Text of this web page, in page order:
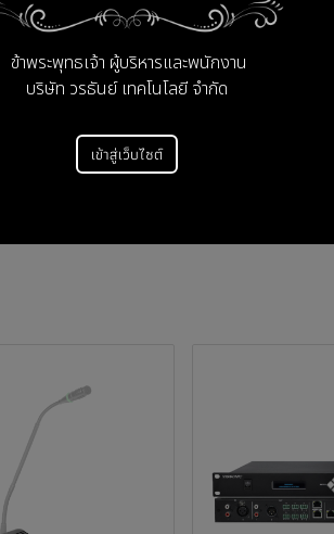
เห็น
ข้าพระพุทธเจ้า ผู้บริหารและพนักงาน
บริษัท วรธันย์ เทคโนโลยี จำกัด
เข้าสู่เว็บไซต์